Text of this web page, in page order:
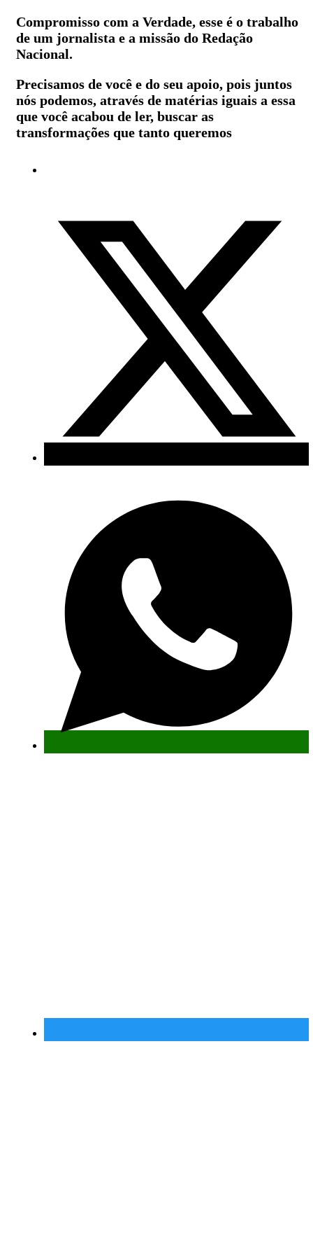
Compromisso com a Verdade, esse é o trabalho
de um jornalista e a missão do Redação
Nacional.
Precisamos de você e do seu apoio, pois juntos
nós podemos, através de matérias iguais a essa
que você acabou de ler, buscar as
transformações que tanto queremos